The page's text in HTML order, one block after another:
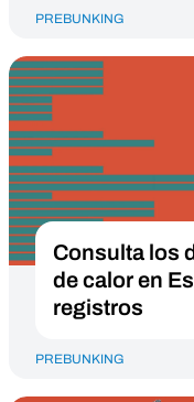
PREBUNKING
Consulta los
de calor en
registros
PREBUNKING